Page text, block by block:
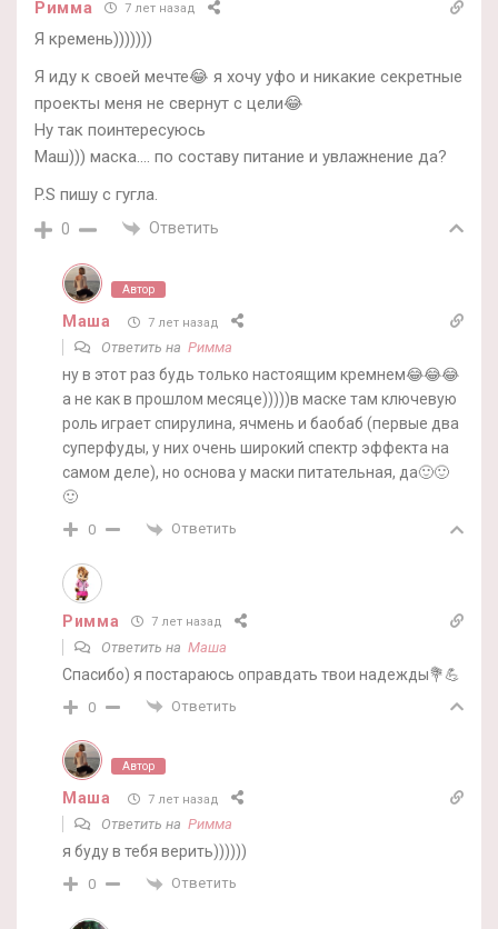
Римма 7 лет назад
Я кремень)))))))
Я иду к своей мечте😂 я хочу уфо и никакие секретные
проекты меня не свернут с цели😂
Ну так поинтересуюсь
Маш))) маска…. по составу питание и увлажнение да?
P.S пишу с гугла.
0 Ответить
Автор
Маша 7 лет назад
Ответить на Римма
ну в этот раз будь только настоящим кремнем😂😂😂
а не как в прошлом месяце)))))в маске там ключевую
роль играет спирулина, ячмень и баобаб (первые два
суперфуды, у них очень широкий спектр эффекта на
самом деле), но основа у маски питательная, да🙂🙂
🙂
0 Ответить
Римма 7 лет назад
Ответить на Маша
Спасибо) я постараюсь оправдать твои надежды💐💪
0 Ответить
Автор
Маша 7 лет назад
Ответить на Римма
я буду в тебя верить))))))
0 Ответить